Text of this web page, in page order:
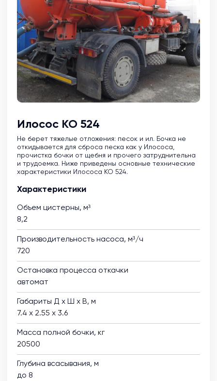
Илосос КО 524
Не берет тяжелые отложения: песок и ил. Бочка не
откидывается для сброса песка как у Илососа,
прочистка бочки от щебня и прочего затруднительна
и трудоемка. Ниже приведены основные технические
характеристики Илососа КО 524.
Характеристики
Объем цистерны, м³
8,2
Производительность насоса, м³/ч
720
Остановка процесса откачки
автомат
Габариты Д х Ш х В, м
7.4 х 2.55 х 3.6
Масса полной бочки, кг
20500
Глубина всасывания, м
до 8